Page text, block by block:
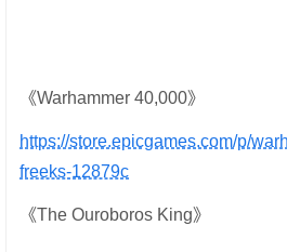
《Warhammer 40,000》
https://store.epicgames.com/p/
freeks-12879c
《The Ouroboros King》